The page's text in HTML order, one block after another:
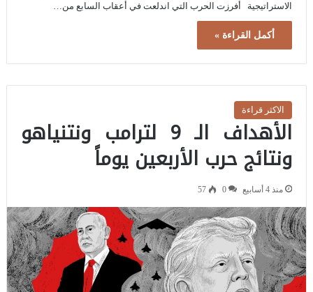
الاستراتيجية أفرزت الحرب التي اندلعت في أعقاب السابع من…
أكمل القراءة »
الاكثر قراءة
الأهداف الـ 9 لترامب ونتنياهو
ونتائج حرب الأربعين يوماً
منذ 4 أسابيع 0
57